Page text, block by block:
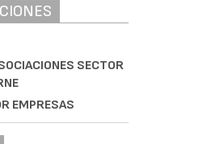
SECTOR
EMPRESAS